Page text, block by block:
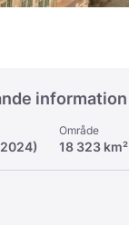
information
Område
18 323 km²